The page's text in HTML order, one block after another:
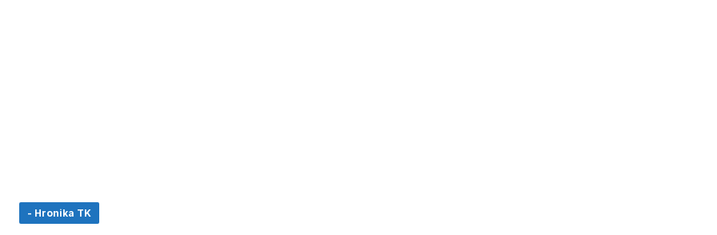
- Hronika TK